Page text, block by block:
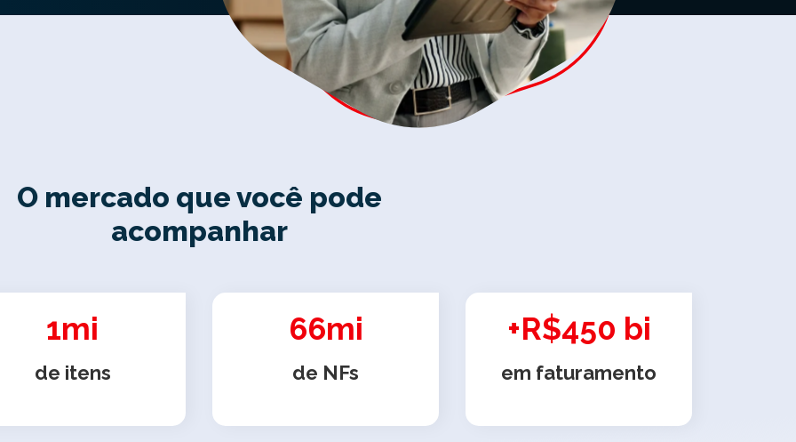
O mercado que você pode
acompanhar
1mi
de itens
66mi
de NFs
+R$450 bi
em faturamento